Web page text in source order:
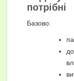
потрібні
Базово: